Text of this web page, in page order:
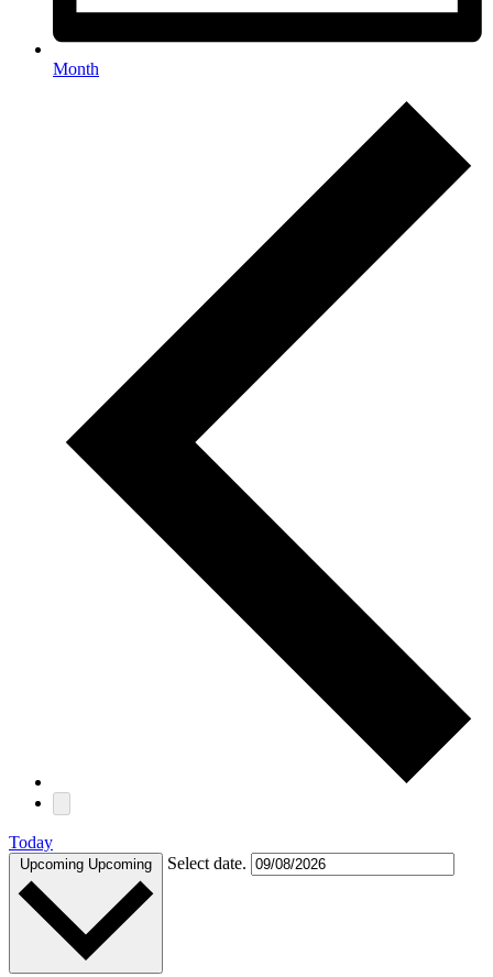
Month
Today
Upcoming Upcoming Select date.